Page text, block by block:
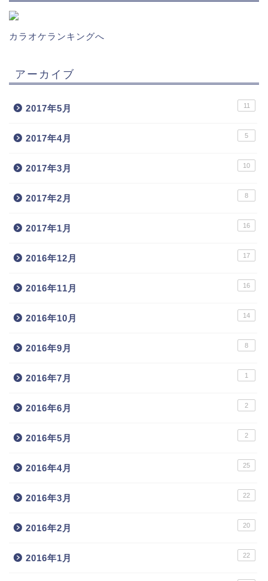
カラオケランキングへ
アーカイブ
2017年5月 11
2017年4月 5
2017年3月 10
2017年2月 8
2017年1月 16
2016年12月 17
2016年11月 16
2016年10月 14
2016年9月 8
2016年7月 1
2016年6月 2
2016年5月 2
2016年4月 25
2016年3月 22
2016年2月 20
2016年1月 22